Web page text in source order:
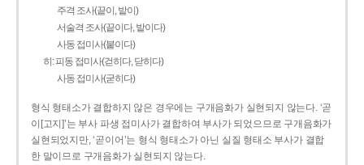
주격 조사(끝이, 밭이)
서술격 조사(끝이다, 밭이다)
사동 접미사(붙이다)
히: 피동 접미사(걷히다, 닫히다)
사동 접미사(굳히다)
형식 형태소가 결합하지 않은 경우에는 구개음화가 실현되지 않는다. ‘곧
이[고지]’는 부사 파생 접미사가 결합하여 부사가 되었으므로 구개음화가
실현되었지만, ‘곧이어’는 형식 형태소가 아닌 실질 형태소 부사가 결합
한 말이므로 구개음화가 실현되지 않는다.